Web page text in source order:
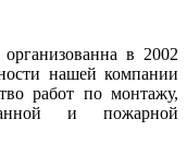
в 2002
нашей компании
работ по монтажу,
и пожарной